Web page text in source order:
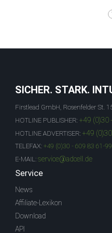
SICHER. STARK.
Firstlead GmbH, Rosenfelder St.
HOTLINE PUBLISHER: +49 (0)30
HOTLINE ADVERTISER: +49
TELEFAX: +49 (0)30 - 609 83 61-99
E-MAIL: service@adcell.de
Service
News
Affiliate-Lexikon
Download
API